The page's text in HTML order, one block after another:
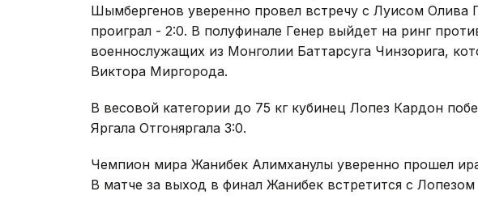
Шымбергенов уверенно провел встречу с Луисом Олива
проиграл - 2:0. В полуфинале Генер выйдет на ринг
военнослужащих из Монголии Баттарсуга Чинзорига,
Виктора Миргорода.
В весовой категории до 75 кг кубинец Лопез Кардон
Яргала Отгоняргала 3:0.
Чемпион мира Жанибек Алимханулы уверенно прошел
В матче за выход в финал Жанибек встретится с